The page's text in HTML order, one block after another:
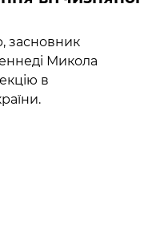
засновник
Микола
в